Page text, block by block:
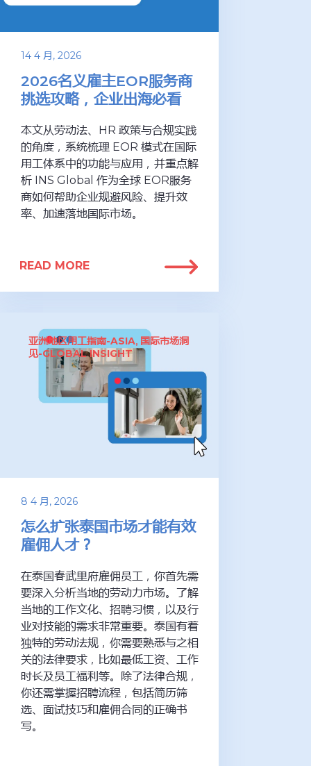
14 4 月, 2026
2026名义雇主EOR服务商
挑选攻略，企业出海必看
本文从劳动法、HR 政策与合规实践
的角度，系统梳理 EOR 模式在国际
用工体系中的功能与应用，并重点解
析 INS Global 作为全球 EOR服务
商如何帮助企业规避风险、提升效
率、加速落地国际市场。
READ MORE
亚洲地区用工指南-ASIA, 国际市场洞
见-GLOBAL INSIGHT
8 4 月, 2026
怎么扩张泰国市场才能有效
雇佣人才？
在泰国春武里府雇佣员工，你首先需
要深入分析当地的劳动力市场。了解
当地的工作文化、招聘习惯，以及行
业对技能的需求非常重要。泰国有着
独特的劳动法规，你需要熟悉与之相
关的法律要求，比如最低工资、工作
时长及员工福利等。除了法律合规，
你还需掌握招聘流程，包括简历筛
选、面试技巧和雇佣合同的正确书
写。